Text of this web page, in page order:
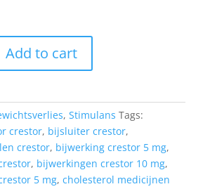
Add to cart
, Stimulans Tags:
crestor, bijsluiter crestor,
crestor, bijwerking crestor 5 mg,
, bijwerkingen crestor 10 mg,
5 mg, cholesterol medicijnen